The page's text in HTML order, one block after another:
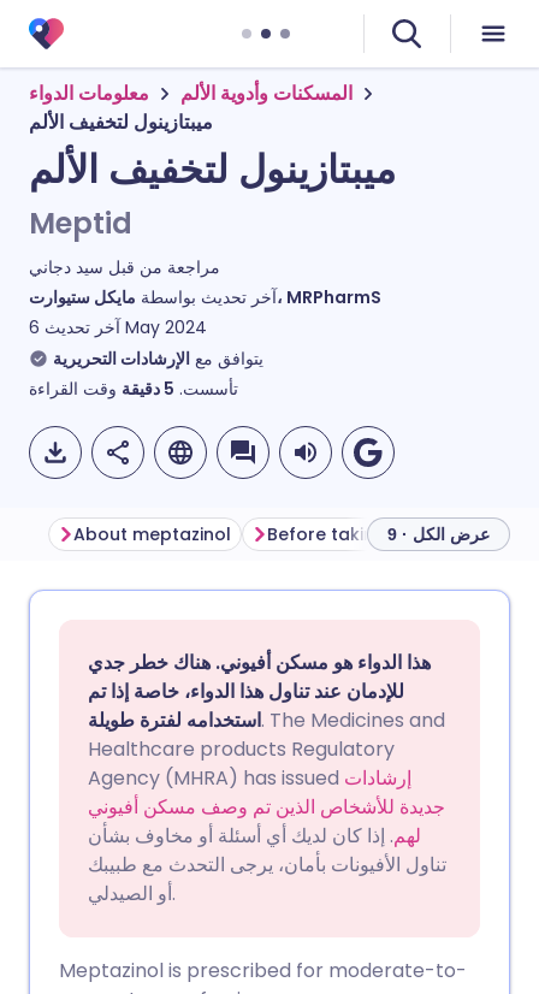
معلومات الدواء
المسكنات وأدوية الألم
ميبتازينول لتخفيف الألم
ميبتازينول لتخفيف الألم
Meptid
مراجعة من قبل سيد دجاني
آخر تحديث بواسطةمايكل ستيوارت، MRPharmS
آخر تحديث 6 May 2024
يتوافق مع الإرشادات التحريرية
تأسست. 5 دقيقة وقت القراءة
مشاركة عبر فيسبوك
مشاركة عبر لينكد إن
مشاركة عبر X
مشاركة عبر واتساب
نسخ الرابط
🇩🇪 Deutsch
🇪🇸 Español
🇮🇹 Italiano
🇮🇳 हिन्दी
About meptazinol Before taking meptazinol
عرض الكل · 9
هذا الدواء هو مسكن أفيوني. هناك خطر جدي
للإدمان عند تناول هذا الدواء، خاصة إذا تم
استخدامه لفترة طويلة. The Medicines and
Healthcare products Regulatory
Agency (MHRA) has issued إرشادات
جديدة للأشخاص الذين تم وصف مسكن أفيوني
لهم. إذا كان لديك أي أسئلة أو مخاوف بشأن
تناول الأفيونات بأمان، يرجى التحدث مع طبيبك
أو الصيدلي.
Meptazinol is prescribed for moderate-to-